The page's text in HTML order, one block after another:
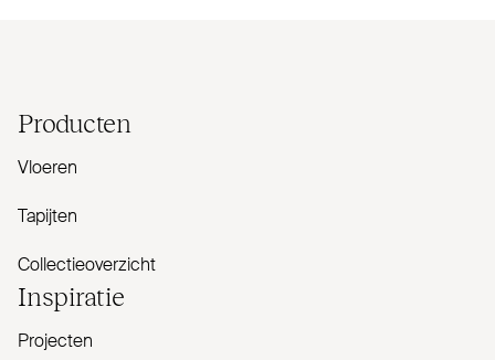
Producten
Vloeren
Tapijten
Collectieoverzicht
Inspiratie
Projecten